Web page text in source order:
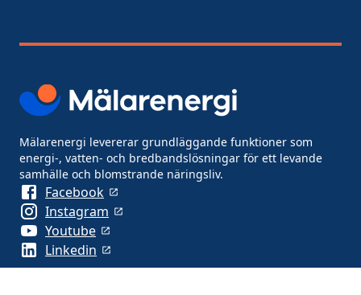
Mälarenergi levererar grundläggande funktioner som
energi-, vatten- och bredbandslösningar för ett levande
samhälle och blomstrande näringsliv.
Facebook
Instagram
Youtube
Linkedin